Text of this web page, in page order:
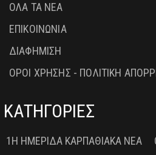
ΟΛΑ ΤΑ ΝΕΑ
ΕΠΙΚΟΙΝΩΝΙΑ
ΔΙΑΦΗΜΙΣΗ
ΟΡΟΙ ΧΡΗΣΗΣ - ΠΟΛΙΤΙΚΗ
ΚΑΤΗΓΟΡΙΕΣ
1Η ΗΜΕΡΊΔΑ ΚΑΡΠΑΘΙΑΚΆ ΝΈΑ